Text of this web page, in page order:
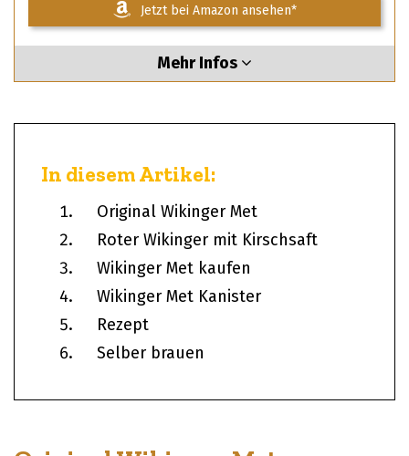
Jetzt bei Amazon ansehen*
Mehr Infos
In diesem Artikel:
Original Wikinger Met
Roter Wikinger mit Kirschsaft
Wikinger Met kaufen
Wikinger Met Kanister
Rezept
Selber brauen